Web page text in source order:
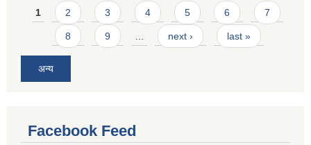
Pages
1 2 3 4 5 6 7
8 9 … next › last »
अन्य
Facebook Feed